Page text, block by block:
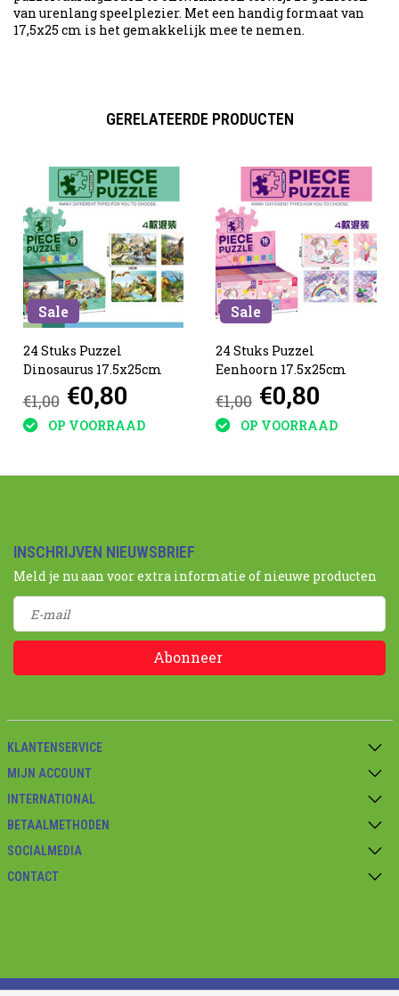
van urenlang speelplezier. Met een handig formaat van
17,5x25 cm is het gemakkelijk mee te nemen.
GERELATEERDE PRODUCTEN
Sale
24 Stuks Puzzel
Dinosaurus 17.5x25cm
€1,00 €0,80
OP VOORRAAD
Sale
24 Stuks Puzzel
Eenhoorn 17.5x25cm
€1,00 €0,80
OP VOORRAAD
INSCHRIJVEN NIEUWSBRIEF
Meld je nu aan voor extra informatie of nieuwe producten
Abonneer
KLANTENSERVICE
MIJN ACCOUNT
INTERNATIONAL
BETAALMETHODEN
SOCIALMEDIA
CONTACT